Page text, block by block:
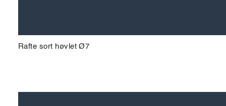
Rafte sort høvlet Ø7